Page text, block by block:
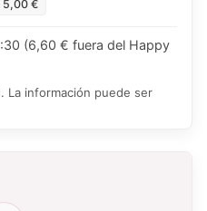
5,00 €
(6,60 € fuera del Happy
La información puede ser